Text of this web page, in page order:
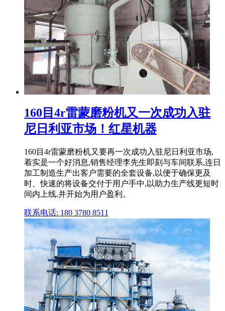
160目4r雷蒙磨粉机又一次成功入驻
尼日利亚市场！红星机器
160目4r雷蒙磨粉机又要再一次成功入驻尼日利亚市场,
着实是一个好消息,销售经理李先生即刻与车间联系,连日
加工制造生产出客户需要的全套设备,以便于确保更及
时、快速的将设备交付于用户手中,以助力生产线更短时
间内上线,并开始为用户盈利。
联系电话: 180 3780 8511